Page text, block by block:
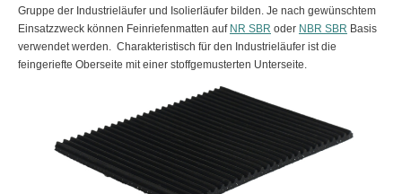
Gruppe der Industrieläufer und Isolierläufer bilden. Je nach gewünschtem
Einsatzzweck können Feinriefenmatten auf NR SBR oder NBR SBR Basis
verwendet werden. Charakteristisch für den Industrieläufer ist die
feingeriefte Oberseite mit einer stoffgemusterten Unterseite.